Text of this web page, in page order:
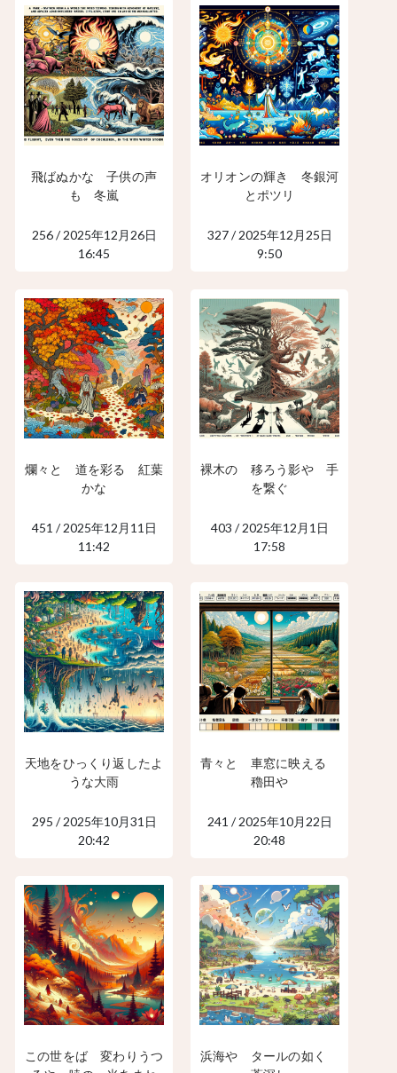
飛ばぬかな 子供の声
も 冬嵐
256 / 2025年12月26日
16:45
オリオンの輝き 冬銀河
とポツリ
327 / 2025年12月25日
9:50
爛々と 道を彩る 紅葉
かな
451 / 2025年12月11日
11:42
裸木の 移ろう影や 手
を繋ぐ
403 / 2025年12月1日
17:58
天地をひっくり返したよ
うな大雨
295 / 2025年10月31日
20:42
青々と 車窓に映える
穭田や
241 / 2025年10月22日
20:48
この世をば 変わりうつ
浜海や タールの如く